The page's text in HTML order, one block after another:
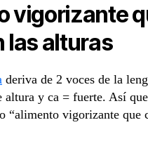
vigorizante
las alturas
deriva de 2 voces de la
altura y ca = fuerte. Así
“alimento vigorizante que